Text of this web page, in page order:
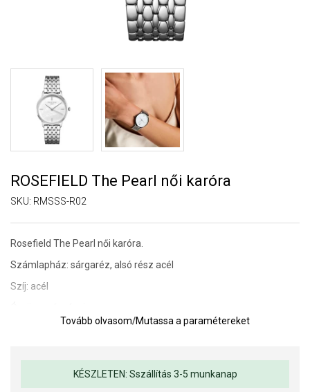
ROSEFIELD The Pearl női karóra
SKU: RMSSS-R02
Rosefield The Pearl női karóra.
Számlapház: sárgaréz, alsó rész acél
Szíj: acél
Vízállóság: 3 ATM (véletlen vízzel való érintkezés)
Órameghajtó: akkumulátor
Tovább olvasom/Mutassa a paramétereket
KÉSZLETEN: Sszállítás 3-5 munkanap